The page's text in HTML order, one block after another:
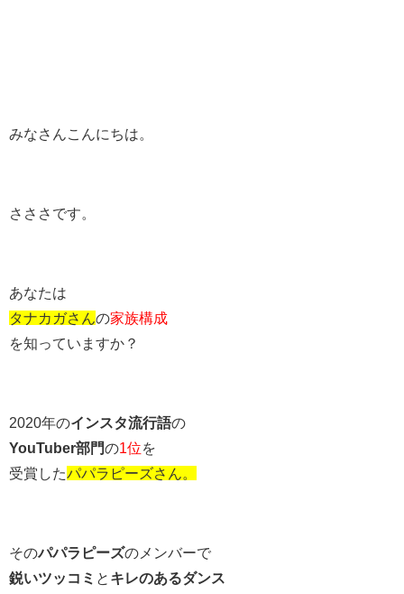
みなさんこんにちは。
さささです。
あなたは
タナカガさん の家族構成
を知っていますか？
2020年のインスタ流行語の
YouTuber部門の1位を
受賞したパパラピーズさん。
そのパパラピーズのメンバーで
鋭いツッコミ と キレのあるダンス